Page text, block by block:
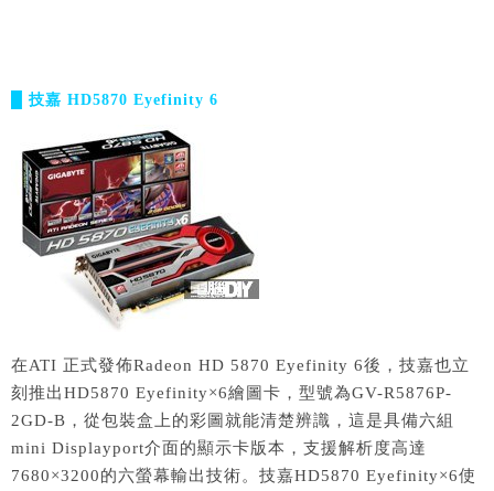
█ 技嘉 HD5870 Eyefinity 6
在ATI 正式發佈Radeon HD 5870 Eyefinity 6後，技嘉也立
刻推出HD5870 Eyefinity×6繪圖卡，型號為GV-R5876P-
2GD-B，從包裝盒上的彩圖就能清楚辨識，這是具備六組
mini Displayport介面的顯示卡版本，支援解析度高達
7680×3200的六螢幕輸出技術。技嘉HD5870 Eyefinity×6使